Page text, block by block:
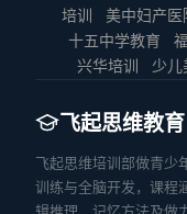
培训
美中妇产医
十五中学教育
兴华培训
少儿
飞起思维教育
飞起思维培训部做青少
训练与全脑开发，课程